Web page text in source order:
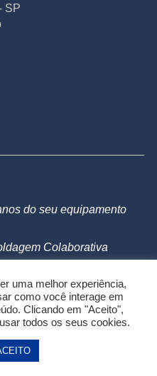
SP
do seu equipamento
Colaborativa
uma melhor experiência,
como você interage em
Clicando em "Aceito",
todos os seus cookies.